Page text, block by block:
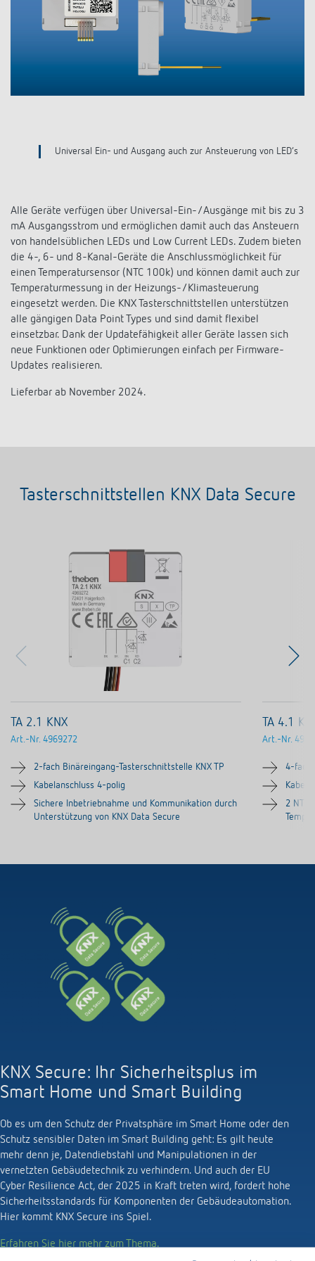
LED-Leuchten
Zeit- und Lichtsteuerung
Klimaregelung
KNX-Systeme
KNX Smart Home System LUXORliving
Präsenzmelder und Bewegungsmelder
Klimaregelung
Referenzen
HEMS
Kataloge und Prospekte
Konformitätserklärungen
Theben AG
Messe
Design
Historie
Karriere
Karriere bei Theben
Ansprechpartner
Vertrieb Weltweit
Ansprechpartner OEM
Anfrageformular
Anfahrt
LUXORliving
Universal Ein- und Ausgang auch zur Ansteuerung von LED‘s
Alle Geräte verfügen über Universal-Ein-/Ausgänge mit bis zu 3
mA Ausgangsstrom und ermöglichen damit auch das Ansteuern
von handelsüblichen LEDs und Low Current LEDs. Zudem bieten
die 4-, 6- und 8-Kanal-Geräte die Anschlussmöglichkeit für
einen Temperatursensor (NTC 100k) und können damit auch zur
Temperaturmessung in der Heizungs-/Klimasteuerung
eingesetzt werden. Die KNX Tasterschnittstellen unterstützen
alle gängigen Data Point Types und sind damit flexibel
einsetzbar. Dank der Updatefähigkeit aller Geräte lassen sich
neue Funktionen oder Optimierungen einfach per Firmware-
Updates realisieren.
Lieferbar ab November 2024.
Tasterschnittstellen KNX Data Secure
TA 2.1 KNX
Art.-Nr. 4969272
2-fach Binäreingang-Tasterschnittstelle KNX TP
Kabelanschluss 4-polig
Sichere Inbetriebnahme und Kommunikation durch
Unterstützung von KNX Data Secure
TA 4.1
Art.-Nr.
4-fach
2 NTC
KNX Secure: Ihr Sicherheitsplus im
Smart Home und Smart Building
Ob es um den Schutz der Privatsphäre im Smart Home oder den
Schutz sensibler Daten im Smart Building geht: Es gilt heute
mehr denn je, Datendiebstahl und Manipulationen in der
vernetzten Gebäudetechnik zu verhindern. Und auch der EU
Cyber Resilience Act, der 2025 in Kraft treten wird, fordert hohe
Sicherheitsstandards für Komponenten der Gebäudeautomation.
Hier kommt KNX Secure ins Spiel.
Erfahren Sie hier mehr zum Thema.